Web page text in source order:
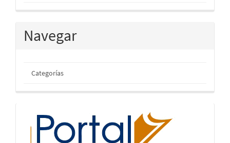
Navegar
Categorías
inicio